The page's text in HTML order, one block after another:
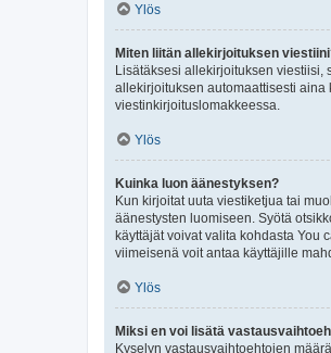
Ylös
Miten liitän allekirjoituksen
Lisätäksesi allekirjoituksen viestiisi,
allekirjoituksen automaattisesti
viestinkirjoituslomakkeessa.
Ylös
Kuinka luon äänestyksen?
Kun kirjoitat uuta viestiketjua tai
äänestysten luomiseen. Syötä
käyttäjät voivat valita kohdasta You
viimeisenä voit antaa käyttäjille
Ylös
Miksi en voi lisätä
Kyselyn vastausvaihtoehtojen